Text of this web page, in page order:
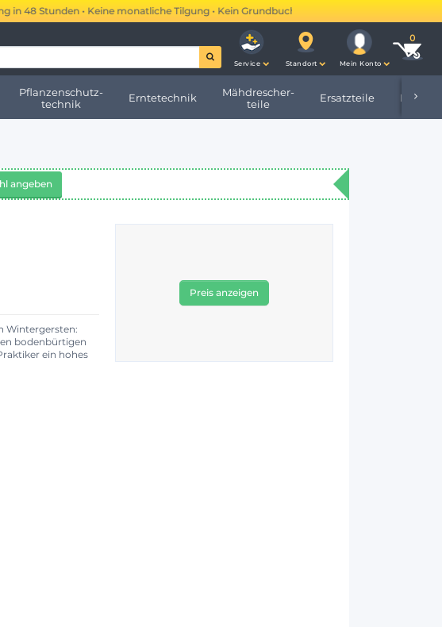
• Keine monatliche Tilgung • Kein Grundbucheintrag •
Service Standort Mein Konto
Pflanzenschutz-
technik
Erntetechnik
Mähdrescher-
teile
Ersatzteile
angeben
Wintergersten:
bodenbürtigen
ein hohes
Preis anzeigen